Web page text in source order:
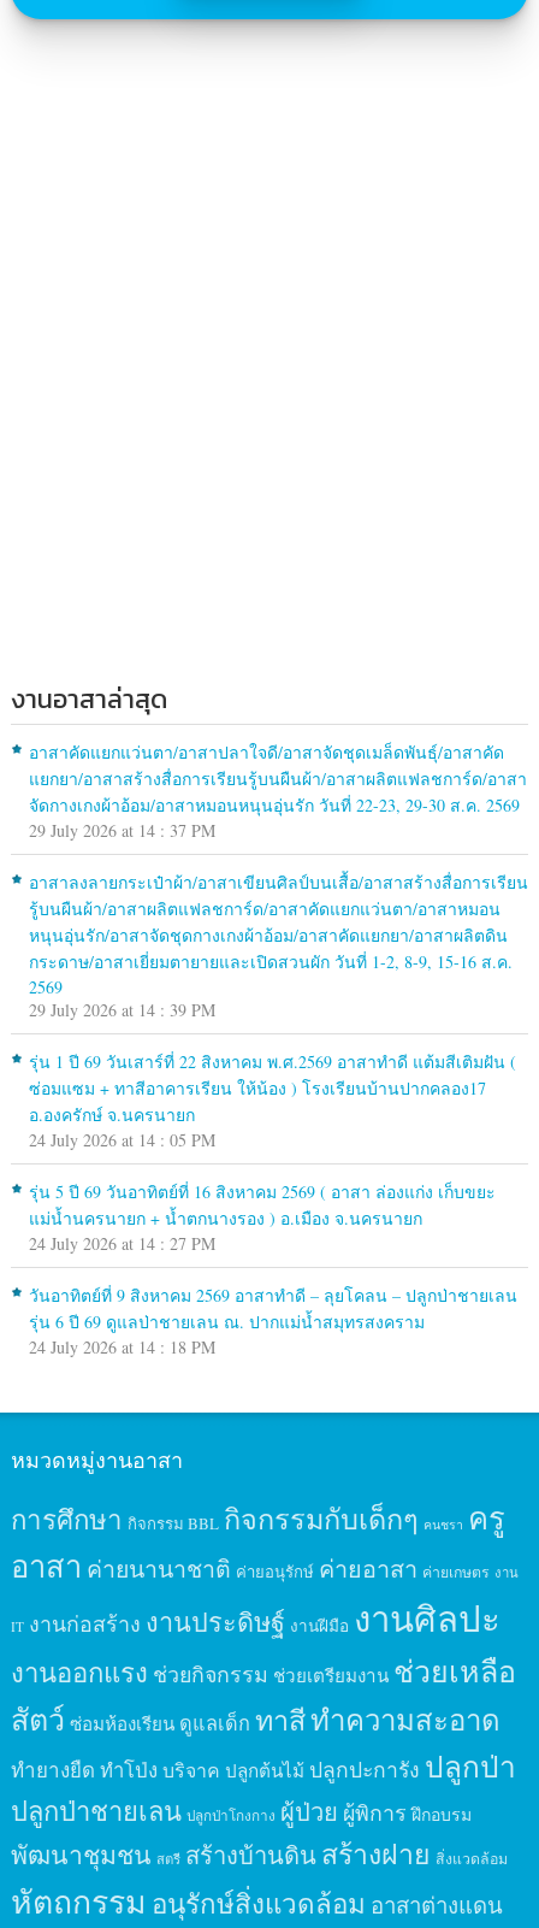
งานอาสาล่าสุด
อาสาคัดแยกแว่นตา/อาสาปลาใจดี/อาสาจัดชุดเมล็ดพันธุ์/อาสาคัด
แยกยา/อาสาสร้างสื่อการเรียนรู้บนผืนผ้า/อาสาผลิตแฟลชการ์ด/อาสา
จัดกางเกงผ้าอ้อม/อาสาหมอนหนุนอุ่นรัก วันที่ 22-23, 29-30 ส.ค. 2569
29 July 2026 at 14 : 37 PM
อาสาลงลายกระเป๋าผ้า/อาสาเขียนศิลป์บนเสื้อ/อาสาสร้างสื่อการเรียน
รู้บนผืนผ้า/อาสาผลิตแฟลชการ์ด/อาสาคัดแยกแว่นตา/อาสาหมอน
หนุนอุ่นรัก/อาสาจัดชุดกางเกงผ้าอ้อม/อาสาคัดแยกยา/อาสาผลิตดิน
กระดาษ/อาสาเยี่ยมตายายและเปิดสวนผัก วันที่ 1-2, 8-9, 15-16 ส.ค.
2569
29 July 2026 at 14 : 39 PM
รุ่น 1 ปี 69 วันเสาร์ที่ 22 สิงหาคม พ.ศ.2569 อาสาทำดี แต้มสีเติมฝัน (
ซ่อมแซม + ทาสีอาคารเรียน ให้น้อง ) โรงเรียนบ้านปากคลอง17
อ.องครักษ์ จ.นครนายก
24 July 2026 at 14 : 05 PM
รุ่น 5 ปี 69 วันอาทิตย์ที่ 16 สิงหาคม 2569 ( อาสา ล่องแก่ง เก็บขยะ
แม่น้ำนครนายก + น้ำตกนางรอง ) อ.เมือง จ.นครนายก
24 July 2026 at 14 : 27 PM
วันอาทิตย์ที่ 9 สิงหาคม 2569 อาสาทำดี – ลุยโคลน – ปลูกป่าชายเลน
รุ่น 6 ปี 69 ดูแลป่าชายเลน ณ. ปากแม่น้ำสมุทรสงคราม
24 July 2026 at 14 : 18 PM
หมวดหมู่งานอาสา
การศึกษา กิจกรรม BBL กิจกรรมกับเด็กๆ คนชรา ครู
อาสา ค่ายนานาชาติ ค่ายอนุรักษ์ ค่ายอาสา ค่ายเกษตร งาน
IT งานก่อสร้าง งานประดิษฐ์ งานฝีมือ งานศิลปะ
งานออกแรง ช่วยกิจกรรม ช่วยเตรียมงาน ช่วยเหลือ
สัตว์ ซ่อมห้องเรียน ดูแลเด็ก ทาสีทำความสะอาด
ทำยางยืด ทำโป่ง บริจาค ปลูกต้นไม้ ปลูกปะการัง ปลูกป่า
ปลูกป่าชายเลน ปลูกป่าโกงกาง ผู้ป่วย ผู้พิการ ฝึกอบรม
พัฒนาชุมชน สตรี สร้างบ้านดินสร้างฝาย สิ่งแวดล้อม
หัตถกรรม อนุรักษ์สิ่งแวดล้อม อาสาต่างแดน